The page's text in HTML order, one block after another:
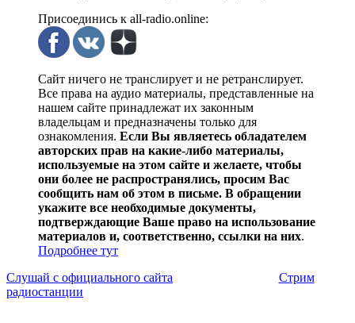
Присоединись к all-radio.online:
Сайт ничего не транслирует и не ретранслирует.
Все права на аудио материалы, представленные на
нашем сайте принадлежат их законным
владельцам и предназначены только для
ознакомления. Если Вы являетесь обладателем
авторских прав на какие-либо материалы,
используемые на этом сайте и желаете, чтобы
они более не распространялись, просим Вас
сообщить нам об этом в письме. В обращении
укажите все необходимые документы,
подтверждающие Ваше право на использование
материалов и, соответственно, ссылки на них.
Подробнее тут
Слушай с официального сайта
Стрим
радиостанции